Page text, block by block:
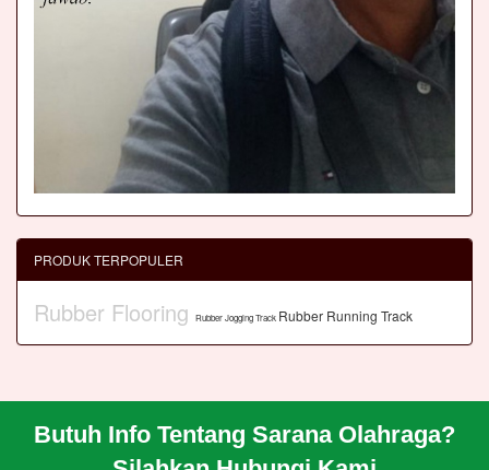
Butuh Info Tentang Sarana Olahraga?
PRODUK TERPOPULER
Rubber Flooring Rubber Jogging Track Rubber Running Track